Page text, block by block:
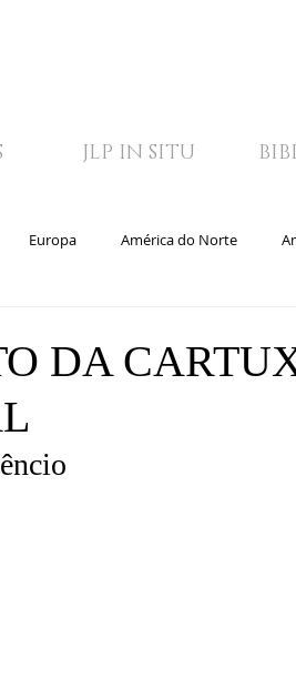
JLP IN SITU
Europa América do Norte
DA